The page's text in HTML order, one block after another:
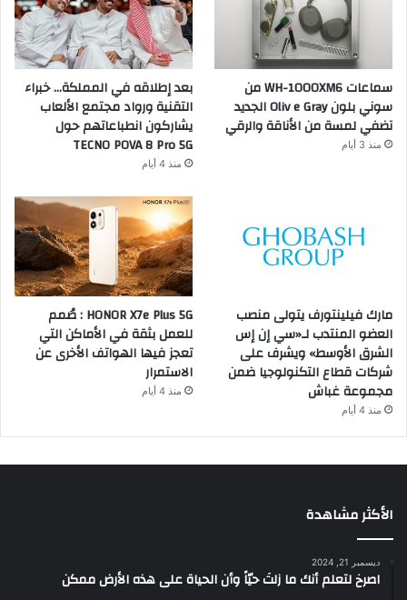
سماعات WH-1000XM6 من
سوني بلون Oliv e Gray الجديد
تضفي لمسة من الأناقة والرقي
منذ 3 أيام
بعد إطلاقه في المملكة… خبراء
التقنية ورواد مجتمع الألعاب
يشاركون انطباعاتهم حول
TECNO POVA 8 Pro 5G
منذ 4 أيام
مارك فيلينتورف يتولى منصب
العضو المنتدب لـ«سي إن إس
الشرق الأوسط» ويشرف على
شركات قطاع التكنولوجيا ضمن
مجموعة غباش
منذ 4 أيام
HONOR X7e Plus 5G : صُمم
للعمل بثقة في الأماكن التي
تعجز فيها الهواتف الأخرى عن
الاستمرار
منذ 4 أيام
الأكثر مشاهدة
ديسمبر 21, 2024
‫اصرخ لتعلم أنك ما زلتَ حيّاً وأن الحياة على هذه الأرض ممكن